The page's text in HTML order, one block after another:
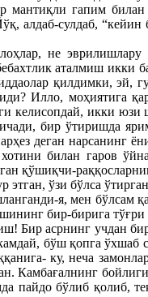
мантиқли гапим
алдаб-сулдаб,
не
аталмиш икки
қилдимки, эй,
Илло, моҳиятига
келисопдай, икки
бир ўтиришда
деган нарсанинг
билан гаров
қўшиқчи-
ўзи бўлса
я, мен бўлсам
бир-бирига
Бир асрнинг учдан
бўш қопга ўхшаб
ку, неча
Камбағалнинг
пайдо бўлиб қолиб,